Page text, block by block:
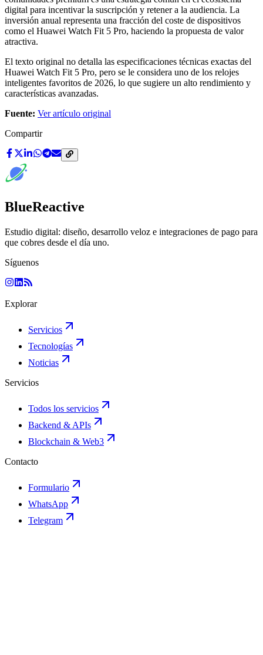
digital para incentivar la suscripción y retener a la audiencia. La
inversión anual representa una fracción del coste de dispositivos
como el Huawei Watch Fit 5 Pro, haciendo la propuesta de valor
atractiva.
El texto original no detalla las especificaciones técnicas exactas del
Huawei Watch Fit 5 Pro, pero se le considera uno de los relojes
inteligentes favoritos de 2026, lo que sugiere un alto rendimiento y
características avanzadas.
Fuente: Ver artículo original
Compartir
BlueReactive
Estudio digital: diseño, desarrollo veloz e integraciones de pago para
que cobres desde el día uno.
Síguenos
Explorar
Servicios
Tecnologías
Noticias
Servicios
Todos los servicios
Backend & APIs
Blockchain & Web3
Contacto
Formulario
WhatsApp
Telegram